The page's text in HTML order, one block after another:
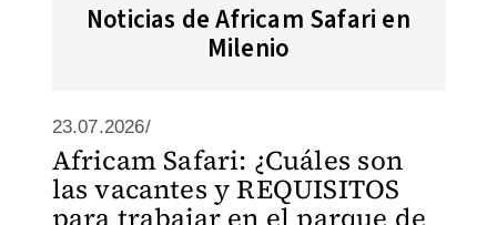
Noticias de Africam Safari en
Milenio
23.07.2026/
Africam Safari: ¿Cuáles son
las vacantes y REQUISITOS